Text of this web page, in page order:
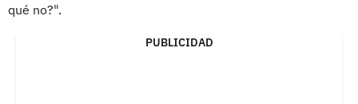
qué no?".
PUBLICIDAD